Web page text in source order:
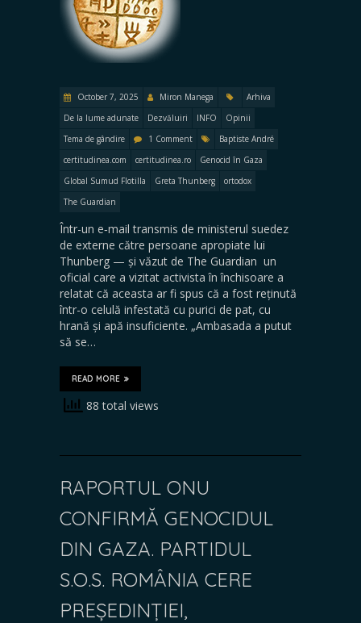
October 7, 2025 Miron Manega
Arhiva
De la lume adunate
Dezvăluiri INFO
Opinii
Tema de gândire
1 Comment
Baptiste André
certitudinea.com
certitudinea.ro
Genocid în Gaza
Global Sumud Flotilla
Greta Thunberg
ortodox
The Guardian
Într-un e‑mail transmis de ministerul suedez
de externe către persoane apropiate lui
Thunberg — și văzut de The Guardian un
oficial care a vizitat activista în închisoare a
relatat că aceasta ar fi spus că a fost reținută
într-o celulă infestată cu purici de pat, cu
hrană și apă insuficiente. „Ambasada a putut
să se…
READ MORE
88 total views
RAPORTUL ONU
CONFIRMĂ GENOCIDUL
DIN GAZA. PARTIDUL
S.O.S. ROMÂNIA CERE
PREȘEDINȚIEI,